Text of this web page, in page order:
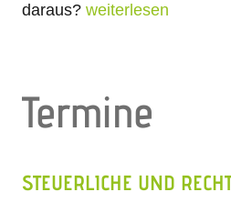
daraus?weiterlesen
Termine
STEUERLICHE UND